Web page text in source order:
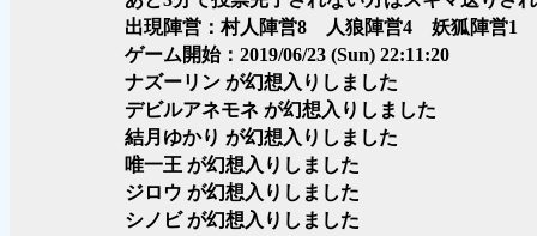
出現陣営：村人陣営8 人狼陣営4 妖狐陣営1
ゲーム開始：2019/06/23 (Sun) 22:11:20
ナズーリン が幻想入りしました
デビルアネモネ が幻想入りしました
結月ゆかり が幻想入りしました
唯一王 が幻想入りしました
ジロウ が幻想入りしました
シノビ が幻想入りしました